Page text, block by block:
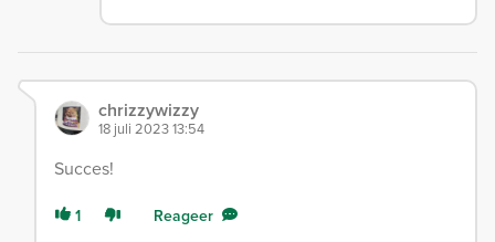
chrizzywizzy
18 juli 2023 13:54
Succes!
1 Reageer